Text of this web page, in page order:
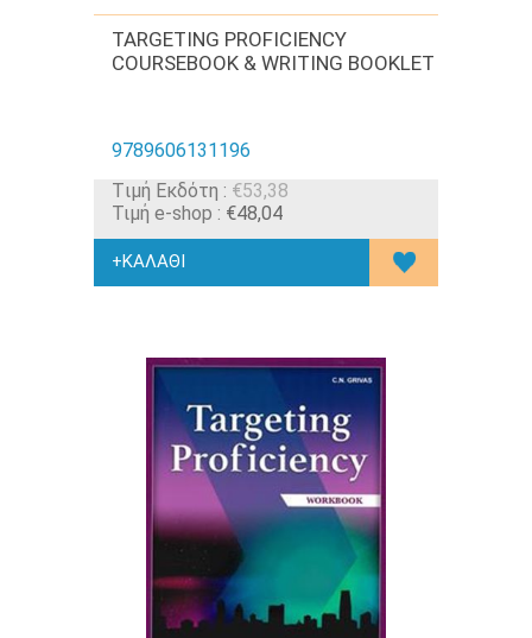
TARGETING PROFICIENCY
COURSEBOOK & WRITING BOOKLET
9789606131196
Tιμή Εκδότη : €53,38
Τιμή e-shop : €48,04